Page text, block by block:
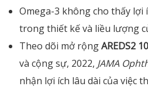
Omega-3 không cho thấy lợi
trong thiết kế và liều lượng
Theo dõi mở rộngAREDS2
và cộng sự, 2022, JAMA
nhận lợi ích lâu dài của việc